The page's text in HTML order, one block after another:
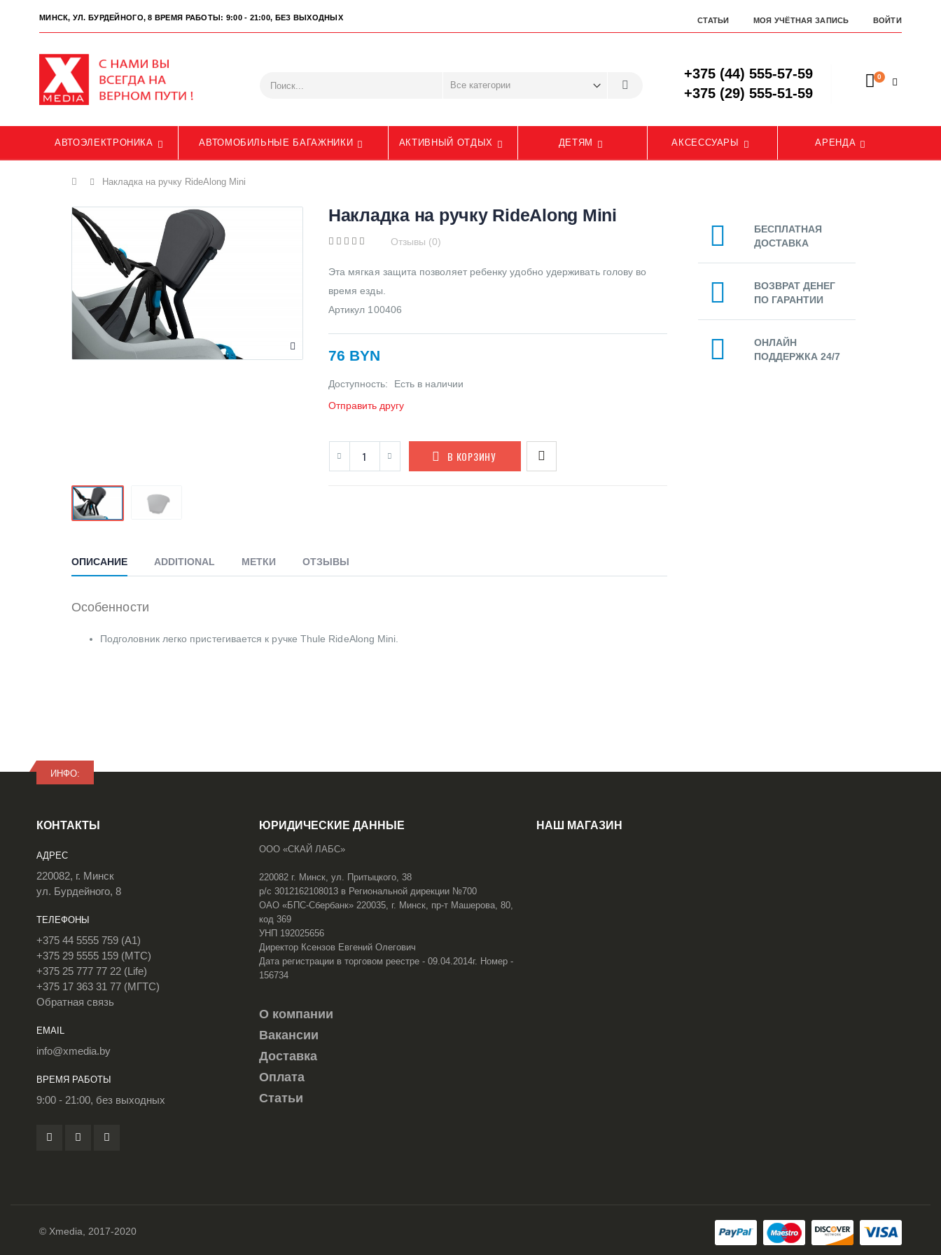
МИНСК, УЛ. БУРДЕЙНОГО, 8 ВРЕМЯ РАБОТЫ: 9:00 - 21:00, БЕЗ ВЫХОДНЫХ СТАТЬИ МОЯ УЧЁТНАЯ ЗАПИСЬ ВОЙТИ
+375 (44) 555-57-59
+375 (29) 555-51-59
0
АВТОЭЛЕКТРОНИКА АВТОМОБИЛЬНЫЕ БАГАЖНИКИ АКТИВНЫЙ ОТДЫХ ДЕТЯМ АКСЕССУАРЫ АРЕНДА
Главная
Накладка на ручку RideAlong Mini
Накладка на ручку RideAlong Mini
Отзывы (0)
Эта мягкая защита позволяет ребенку удобно удерживать голову во
время езды.
Артикул 100406
76 BYN
Доступность:
Есть в наличии
Отправить другу
В КОРЗИНУ
ОПИСАНИЕ ADDITIONAL МЕТКИ ОТЗЫВЫ
Особенности
Подголовник легко пристегивается к ручке Thule RideAlong Mini.
БЕСПЛАТНАЯ
ДОСТАВКА
ВОЗВРАТ ДЕНЕГ
ПО ГАРАНТИИ
ОНЛАЙН
ПОДДЕРЖКА 24/7
ИНФО:
КОНТАКТЫ
АДРЕС
220082, г. Минск
ул. Бурдейного, 8
ТЕЛЕФОНЫ
+375 44 5555 759 (A1)
+375 29 5555 159 (МТС)
+375 25 777 77 22 (Life)
+375 17 363 31 77 (МГТС)
Обратная связь
EMAIL
info@xmedia.by
ВРЕМЯ РАБОТЫ
9:00 - 21:00, без выходных
ЮРИДИЧЕСКИЕ ДАННЫЕ
ООО «СКАЙ ЛАБС»
220082 г. Минск, ул. Притыцкого, 38
р/с 3012162108013 в Региональной дирекции №700
ОАО «БПС-Сбербанк» 220035, г. Минск, пр-т Машерова, 80,
код 369
УНП 192025656
Директор Ксензов Евгений Олегович
Дата регистрации в торговом реестре - 09.04.2014г. Номер -
156734
О компании
Вакансии
Доставка
Оплата
Статьи
НАШ МАГАЗИН
© Xmedia, 2017-2020